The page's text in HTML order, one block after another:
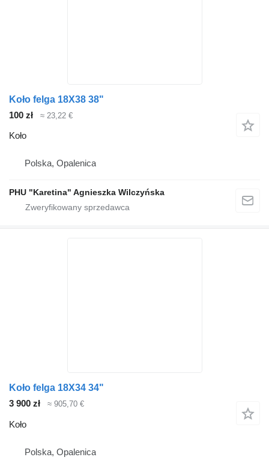
Koło felga 18X38 38"
100 zł
≈ 23,22 €
Koło
Polska, Opalenica
PHU "Karetina" Agnieszka Wilczyńska
Koło felga 18X34 34"
3 900 zł
≈ 905,70 €
Koło
Polska, Opalenica